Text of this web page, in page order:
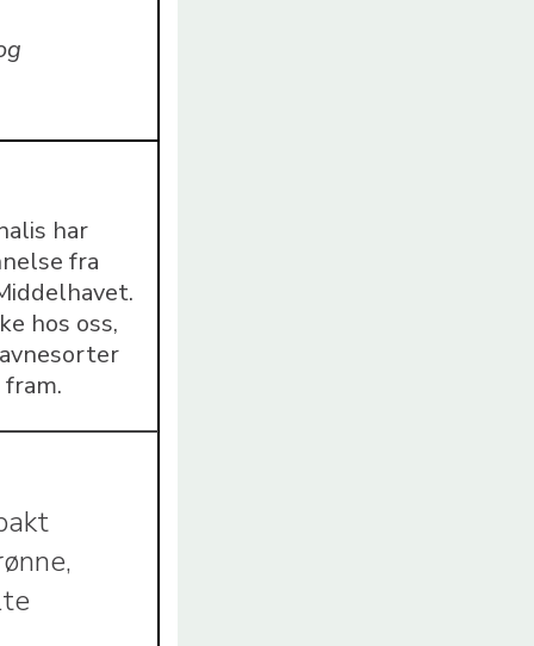
har
fra
hos oss,